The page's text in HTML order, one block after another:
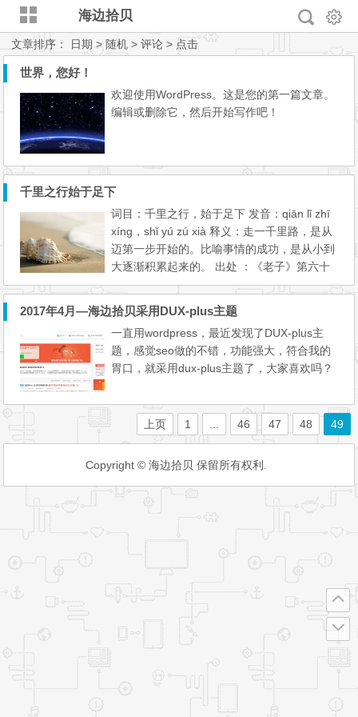
海边拾贝
文章排序： 日期 > 随机 > 评论 > 点击
世界，您好！
欢迎使用WordPress。这是您的第一篇文章。
编辑或删除它，然后开始写作吧！
千里之行始于足下
词目：千里之行，始于足下 发音：qiān lǐ zhī
xíng，shǐ yú zú xià 释义：走一千里路，是从
迈第一步开始的。比喻事情的成功，是从小到
大逐渐积累起来的。 出处 ：《老子》第六十
四章:“合抱之木，生于毫末;九层之台，起于累
土;千里之行，始于足下。” 示例： 九层之台，
起于累土;~。圣人无常心，以百姓心为心。(明
·赵弼《两教辨》)
2017年4月—海边拾贝采用DUX-plus主题
一直用wordpress，最近发现了DUX-plus主
题，感觉seo做的不错，功能强大，符合我的
胃口，就采用dux-plus主题了，大家喜欢吗？
上页 1 46 47 48 49
Copyright © 海边拾贝 保留所有权利.